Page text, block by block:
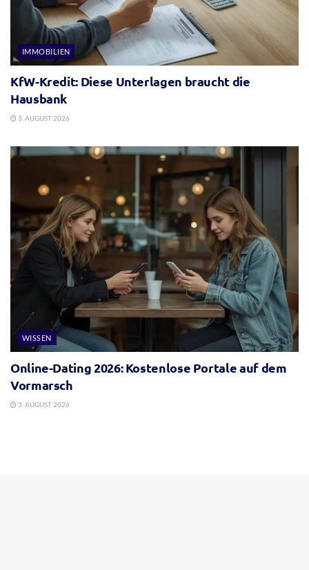
IMMOBILIEN
KfW-Kredit: Diese Unterlagen braucht die
Hausbank
3. AUGUST 2026
WISSEN
Online-Dating 2026: Kostenlose Portale auf dem
Vormarsch
3. AUGUST 2026